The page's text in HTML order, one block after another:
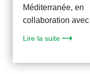
Méditerranée, en
collaboration
Lire la suite